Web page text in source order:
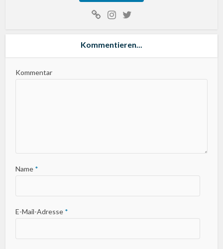
Kommentieren...
Kommentar
Name *
E-Mail-Adresse *